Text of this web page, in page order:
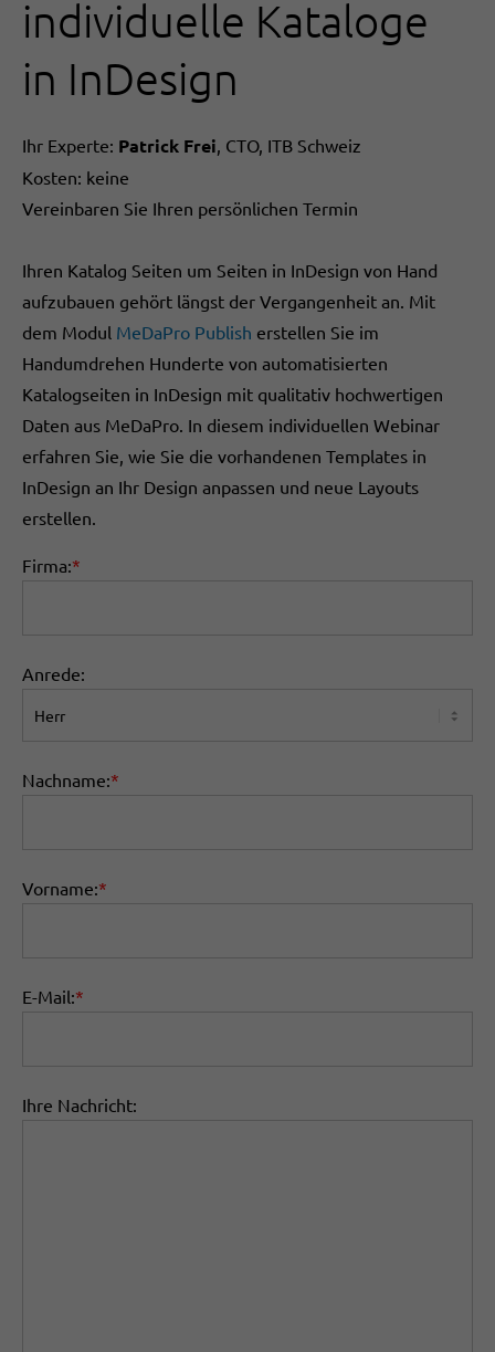
individuelle Kataloge
in InDesign
Ihr Experte: Patrick Frei , CTO, ITB Schweiz
Kosten: keine
Vereinbaren Sie Ihren persönlichen Termin
Ihren Katalog Seiten um Seiten in InDesign von Hand
aufzubauen gehört längst der Vergangenheit an. Mit
dem Modul MeDaPro Publish erstellen Sie im
Handumdrehen Hunderte von automatisierten
Katalogseiten in InDesign mit qualitativ hochwertigen
Daten aus MeDaPro. In diesem individuellen Webinar
erfahren Sie, wie Sie die vorhandenen Templates in
InDesign an Ihr Design anpassen und neue Layouts
erstellen.
Firma:*
Anrede:
Nachname:*
Vorname:*
E-Mail:*
Ihre Nachricht: